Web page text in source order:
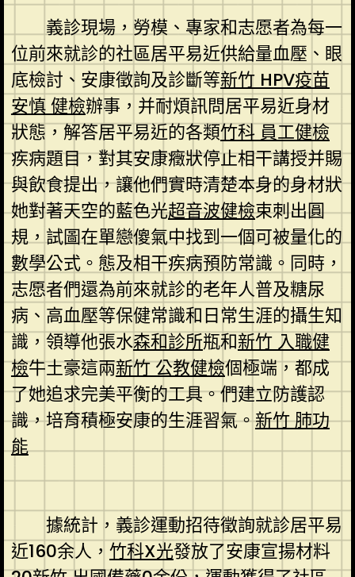
義診現場，勞模、專家和志愿者為每一
位前來就診的社區居平易近供給量血壓、眼
底檢討、安康徵詢及診斷等新竹 HPV疫苗
安慎 健檢辦事，并耐煩訊問居平易近身材
狀態，解答居平易近的各類竹科 員工健檢
疾病題目，對其安康癥狀停止相干講授并賜
與飲食提出，讓他們實時清楚本身的身材狀
她對著天空的藍色光超音波健檢束刺出圓
規，試圖在單戀傻氣中找到一個可被量化的
數學公式。態及相干疾病預防常識。同時，
志愿者們還為前來就診的老年人普及糖尿
病、高血壓等保健常識和日常生涯的攝生知
識，領導他張水森和診所瓶和新竹 入職健
檢牛土豪這兩新竹 公教健檢個極端，都成
了她追求完美平衡的工具。們建立防護認
識，培育積極安康的生涯習氣。新竹 肺功
能
據統計，義診運動招待徵詢就診居平易
近160余人， 竹科X光發放了安康宣揚材料